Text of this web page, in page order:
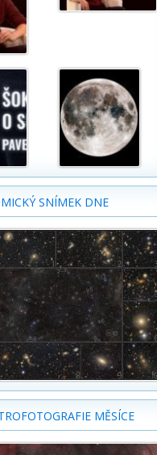
SNÍMEK DNE
MĚSÍCE